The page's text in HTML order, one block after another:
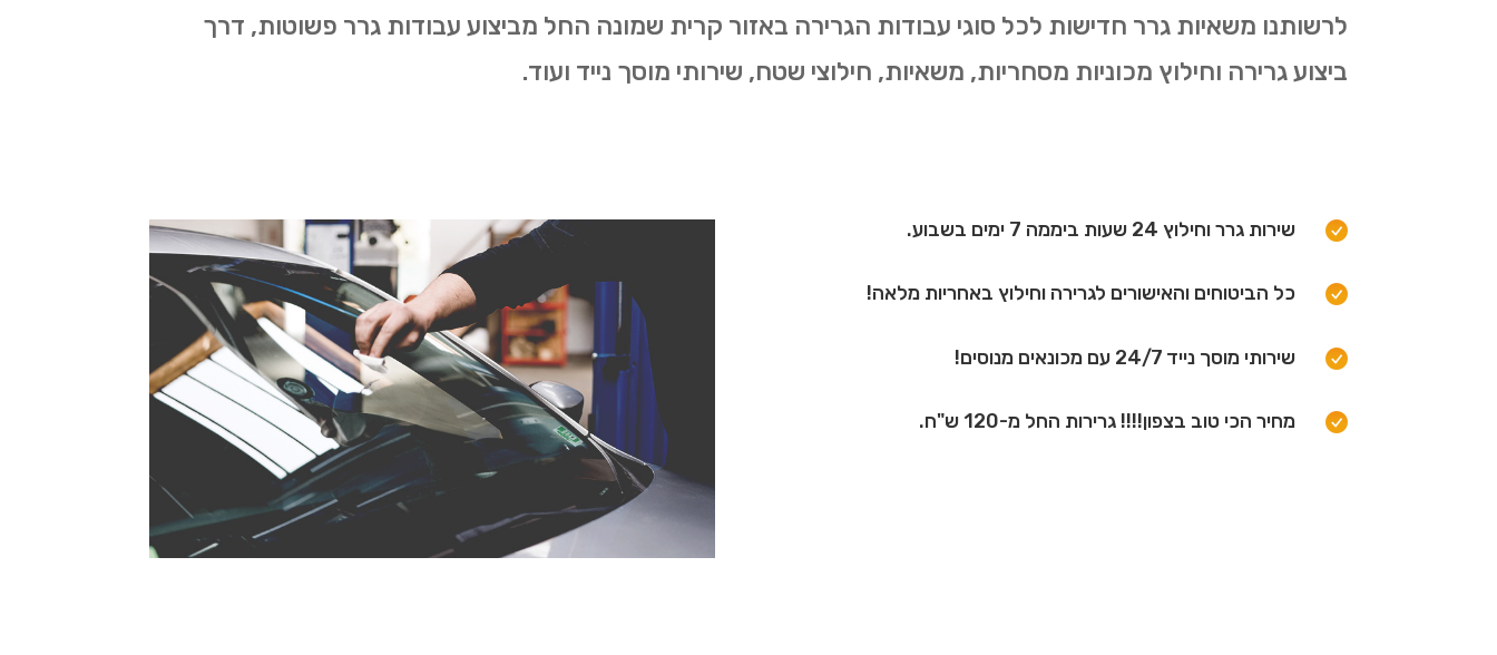
לרשותנו משאיות גרר חדישות לכל סוגי עבודות הגרירה באזור קרית שמונה החל מביצוע עבודות גרר פשוטות, דרך
ביצוע גרירה וחילוץ מכוניות מסחריות, משאיות, חילוצי שטח, שירותי מוסך נייד ועוד.
שירות גרר וחילוץ 24 שעות ביממה 7 ימים בשבוע.
כל הביטוחים והאישורים לגרירה וחילוץ באחריות מלאה!
שירותי מוסך נייד 24/7 עם מכונאים מנוסים!
מחיר הכי טוב בצפון!!!! גרירות החל מ-120 ש"ח.